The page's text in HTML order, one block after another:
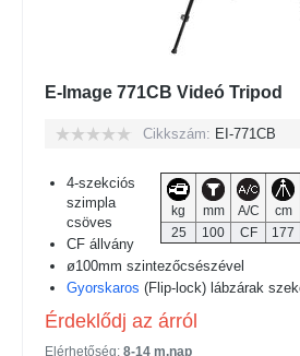
E-Image 771CB Videó Tripod
Cikkszám: EI-771CB
kg mm A/C cm
25
100 CF 177
4-szekciós
szimpla
csöves
CF állvány
ø100mm szintezőcsészével
Gyorskaros (Flip-lock) lábzárak
Érdeklődj az árról
Elérhetőség: 8-14 m.nap